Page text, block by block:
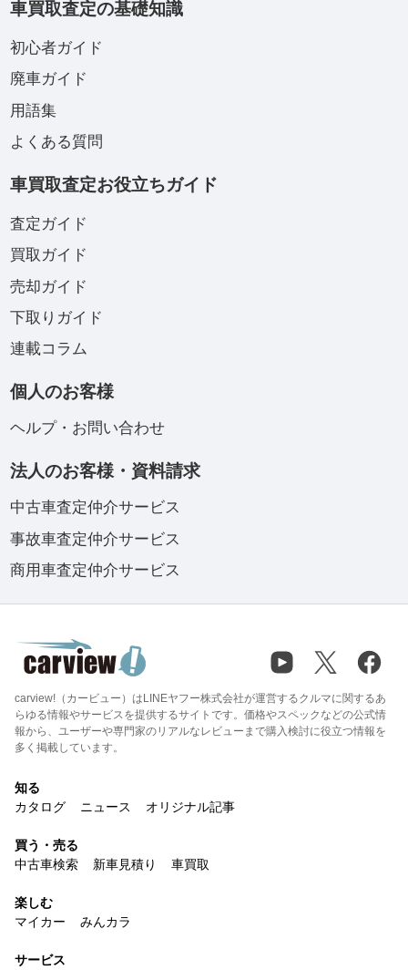
車買取査定の基礎知識
初心者ガイド
廃車ガイド
用語集
よくある質問
車買取査定お役立ちガイド
査定ガイド
買取ガイド
売却ガイド
下取りガイド
連載コラム
個人のお客様
ヘルプ・お問い合わせ
法人のお客様・資料請求
中古車査定仲介サービス
事故車査定仲介サービス
商用車査定仲介サービス
carview!（カービュー）はLINEヤフー株式会社が運営するクルマに関するあ
らゆる情報やサービスを提供するサイトです。価格やスペックなどの公式情
報から、ユーザーや専門家のリアルなレビューまで購入検討に役立つ情報を
多く掲載しています。
知る
カタログ
ニュース オリジナル記事
買う・売る
中古車検索
新車見積り 車買取
楽しむ
マイカー
みんカラ
サービス